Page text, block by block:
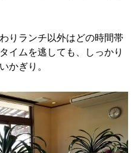
りランチ以外はどの時間帯
イムを逃しても、しっかり
かぎり。